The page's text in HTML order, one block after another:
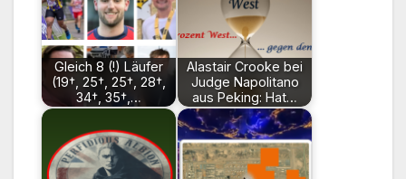
Gleich 8 (!) Läufer
(19†, 25†, 25†, 28†,
34†, 35†,…
Alastair Crooke bei
Judge Napolitano
aus Peking: Hat…